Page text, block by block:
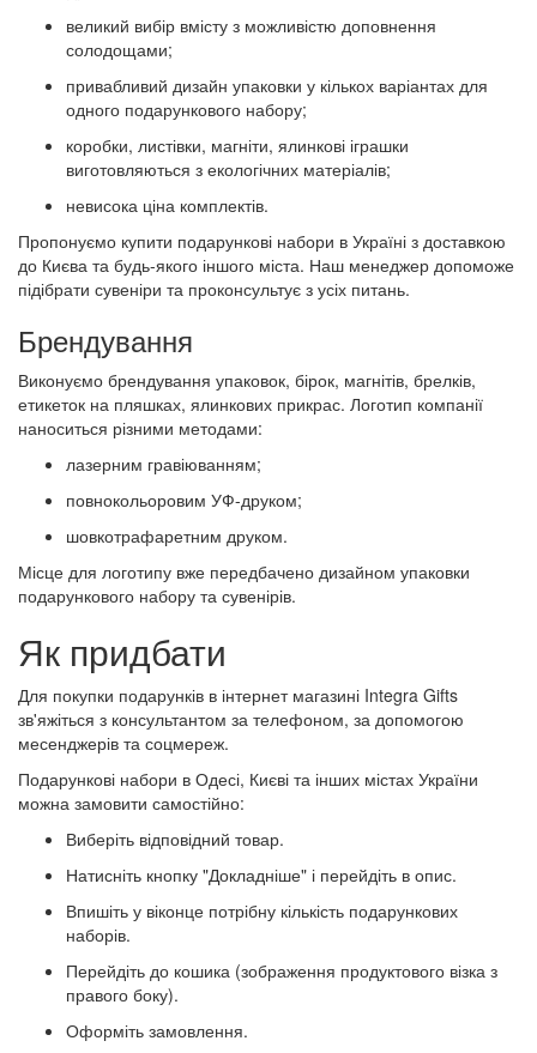
великий вибір вмісту з можливістю доповнення
солодощами;
привабливий дизайн упаковки у кількох варіантах для
одного подарункового набору;
коробки, листівки, магніти, ялинкові іграшки
виготовляються з екологічних матеріалів;
невисока ціна комплектів.
Пропонуємо купити подарункові набори в Україні з доставкою
до Києва та будь-якого іншого міста. Наш менеджер допоможе
підібрати сувеніри та проконсультує з усіх питань.
Брендування
Виконуємо брендування упаковок, бірок, магнітів, брелків,
етикеток на пляшках, ялинкових прикрас. Логотип компанії
наноситься різними методами:
лазерним гравіюванням;
повнокольоровим УФ-друком;
шовкотрафаретним друком.
Місце для логотипу вже передбачено дизайном упаковки
подарункового набору та сувенірів.
Як придбати
Для покупки подарунків в інтернет магазині Integra Gifts
зв'яжіться з консультантом за телефоном, за допомогою
месенджерів та соцмереж.
Подарункові набори в Одесі, Києві та інших містах України
можна замовити самостійно:
Виберіть відповідний товар.
Натисніть кнопку "Докладніше" і перейдіть в опис.
Впишіть у віконце потрібну кількість подарункових
наборів.
Перейдіть до кошика (зображення продуктового візка з
правого боку).
Оформіть замовлення.